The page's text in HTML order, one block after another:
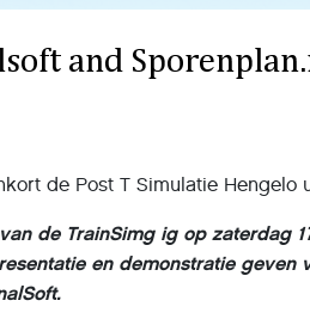
de Post T Simulatie Hengelo
de TrainSimg ig op zaterdag
en demonstratie geven